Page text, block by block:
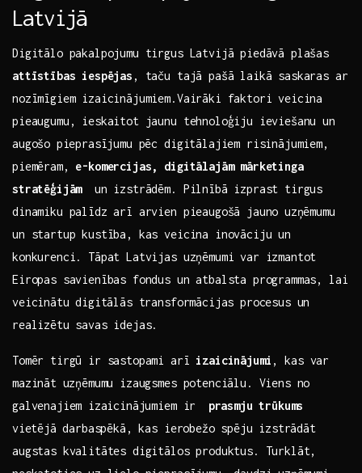
Latvijā
Digitālo pakalpojumu tirgus Latvijā piedāvā plašas
attīstības‍ iespējas , taču tajā​ pašā ​laikā saskaras‌ ar⁢
nozīmīgiem‍ izaicinājumiem.Vairāki‌ faktori ‌veicina
pieaugumu, ‍ieskaitot jaunu tehnoloģiju ieviešanu ⁢un
augošo⁢ pieprasījumu pēc digitālajiem​ risinājumiem,
piemēram, e-komercijas, digitālajām mārketinga
stratēģijām‌ un ‍izstrādēm. Pilnībā izprast tirgus
dinamiku palīdz arī arvien pieaugošā jauno⁢ uzņēmumu
un startup kustība, kas veicina inovāciju⁤ un
konkurenci. Tāpat Latvijas uzņēmumi var izmantot
Eiropas savienības fondus un atbalsta programmas, ‌lai
veicinātu ⁢digitālās transformācijas procesus un
realizētu savas idejas.
Tomēr ​tirgū ir sastopami arī izaicinājumi , kas var‌
mazināt⁤ uzņēmumu izaugsmes potenciālu. Viens no
galvenajiem⁣ izaicinājumiem ir ⁣ prasmju trūkums
⁣vietējā ⁤darbaspēkā, kas ierobežo⁤ spēju izstrādāt⁢
augstas​ kvalitātes digitālos produktus.‍ Turklāt,